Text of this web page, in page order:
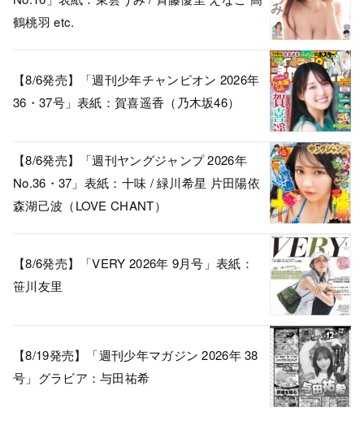
鶴桃羽 etc.
【8/6発売】「週刊少年チャンピオン 2026年
36・37号」表紙：賀喜遥香（乃木坂46）
【8/6発売】「週刊ヤングジャンプ 2026年
No.36・37」表紙：十味 / 緑川希星 片田陽依
森湖己波（LOVE CHANT）
【8/6発売】「VERY 2026年 9月号」表紙：
笹川友里
【8/19発売】「週刊少年マガジン 2026年 38
号」グラビア：与田祐希